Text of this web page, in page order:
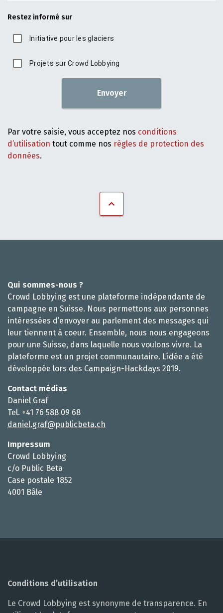
Restez informé sur
Initiative pour les glaciers
Projets sur Crowd Lobbying
Envoyer
Par votre saisie, vous acceptez nos conditions
d’utilisation tout comme nos règles de protection des
données.
Qui sommes-nous ?
Crowd Lobbying est une plateforme indépendante de
campagne en Suisse. Nous permettons aux personnes
intéressées d’envoyer au parlement des messages qui
leur tiennent à coeur. Ensemble, nous nous engageons
pour une Suisse, dans laquelle nous voulons vivre. La
plateforme est un projet communautaire. L’idée a été
développée lors des Campaign-Hackdays 2019.
Contact médias
Daniel Graf
Tel. +41 76 588 09 68
daniel.graf@publicbeta.ch
Impressum
Crowd Lobbying
c/o Public Beta
Case postale 1852
4001 Bâle
Conditions d’utilisation
Le Crowd Lobbying est synonyme de transparence. En